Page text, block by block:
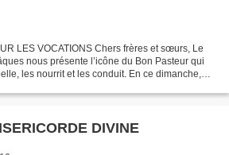
LES VOCATIONS Chers frères et sœurs, Le
nous présente l’icône du Bon Pasteur qui
les nourrit et les conduit. En ce dimanche,
DIVINE